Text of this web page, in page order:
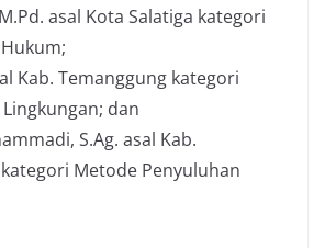
asal Kota Salatiga kategori
Kab. Temanggung kategori
dan
S.Ag. asal Kab.
Metode Penyuluhan